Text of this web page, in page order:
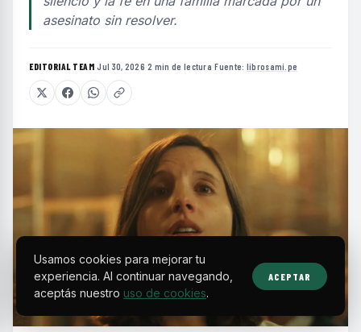
asesinato sin resolver.
EDITORIAL TEAM·Jul 30, 2026·2 min de lectura·Fuente: librosami.pe
Usamos cookies para mejorar tu
experiencia. Al continuar navegando,
aceptás nuestro uso de cookies.
ACEPTAR